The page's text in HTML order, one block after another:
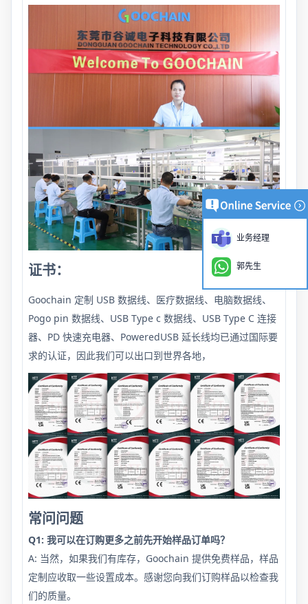
证书：
Goochain 定制 USB 数据线、医疗数据线、电脑数据线、
Pogo pin 数据线、USB Type c 数据线、USB Type C 连接
器、PD 快速充电器、PoweredUSB 延长线均已通过国际要
求的认证，因此我们可以出口到世界各地，
常问问题
Q1: 我可以在订购更多之前先开始样品订单吗？
A: 当然，如果我们有库存，Goochain 提供免费样品，样品
定制应收取一些设置成本。感谢您向我们订购样品以检查我
们的质量。
业务经理
郭先生